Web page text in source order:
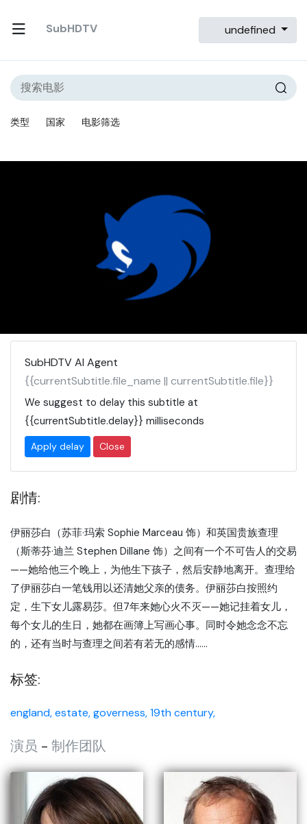
SubHDTV undefined
类型 国家 电影筛选
SubHDTV AI Agent
{{currentSubtitle.file_name || currentSubtitle.file}}
We suggest to delay this subtitle at
{{currentSubtitle.delay}} milliseconds
Apply delay Close
剧情:
伊丽莎白（苏菲·玛索 Sophie Marceau 饰）和英国贵族查理
（斯蒂芬·迪兰 Stephen Dillane 饰）之间有一个不可告人的交易
——她给他三个晚上，为他生下孩子，然后安静地离开。查理给
了伊丽莎白一笔钱用以还清她父亲的债务。伊丽莎白按照约
定，生下女儿露易莎。但7年来她心火不灭——她记挂着女儿，
每个女儿的生日，她都在画簿上写画心事。同时令她念念不忘
的，还有当时与查理之间若有若无的感情……
标签:
england,estate,governess,19th century,
演员 - 制作团队